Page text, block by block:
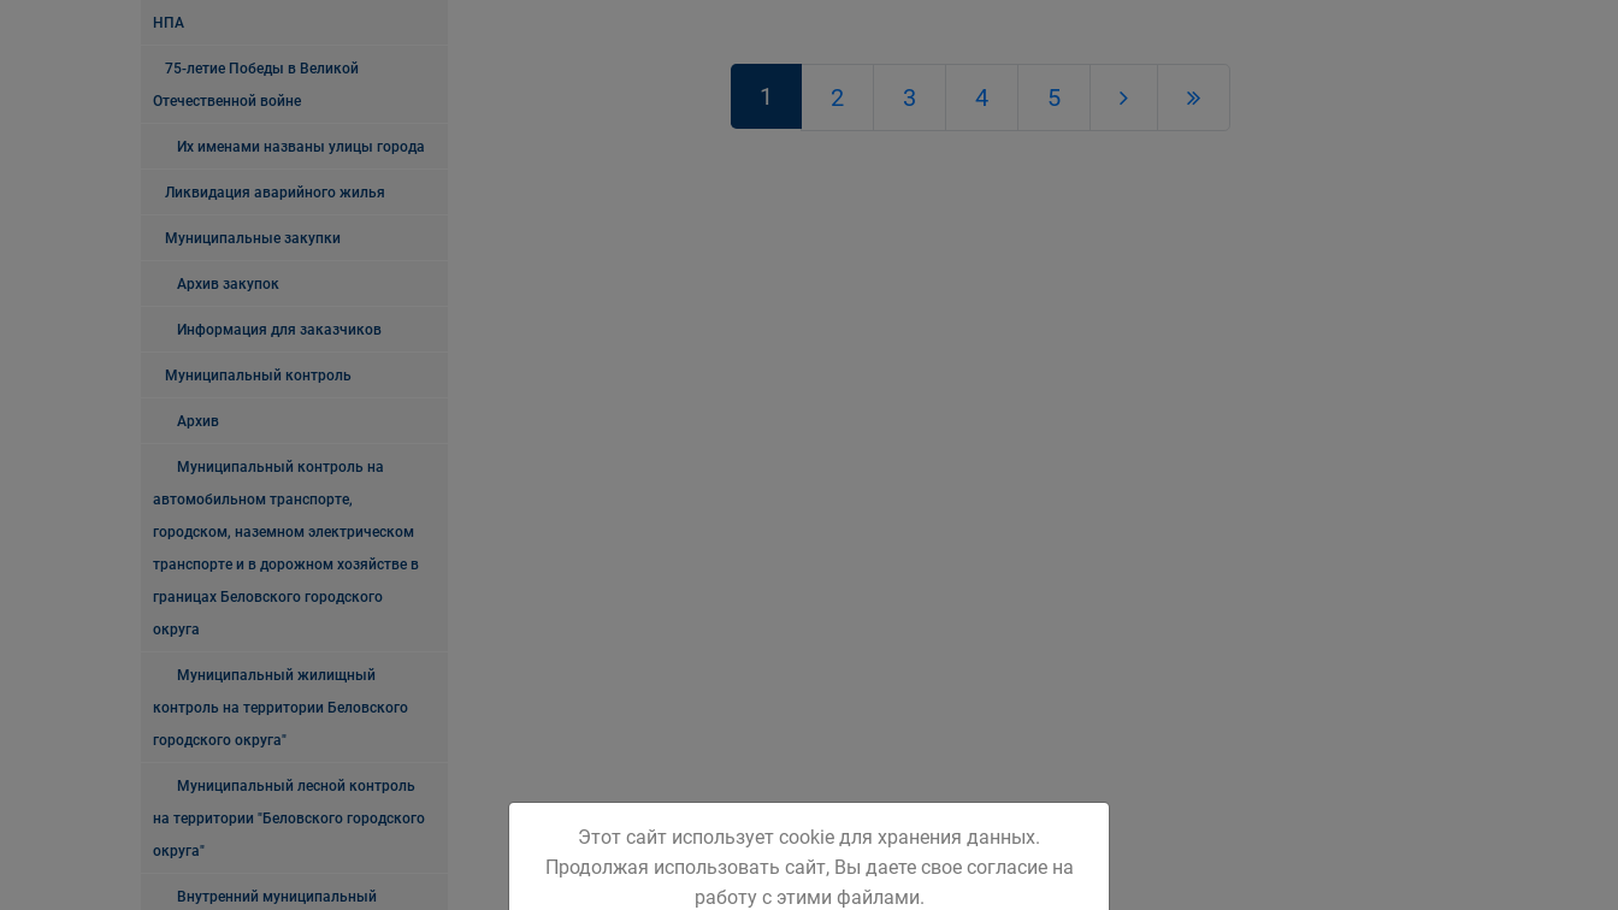
НПА
75-летие Победы в Великой
Отечественной войне
Их именами названы улицы города
Ликвидация аварийного жилья
Муниципальные закупки
Архив закупок
Информация для заказчиков
Муниципальный контроль
Архив
Муниципальный контроль на
автомобильном транспорте,
городском, наземном электрическом
транспорте и в дорожном хозяйстве в
границах Беловского городского
округа
Муниципальный жилищный
контроль на территории Беловского
городского округа"
Муниципальный лесной контроль
на территории "Беловского городского
округа"
Внутренний муниципальный
1 2 3 4 5
Этот сайт использует cookie для хранения данных.
Продолжая использовать сайт, Вы даете свое согласие на
работу с этими файлами.